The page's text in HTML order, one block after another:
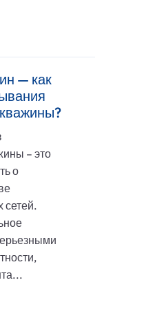
— как
– это
о
сетей.